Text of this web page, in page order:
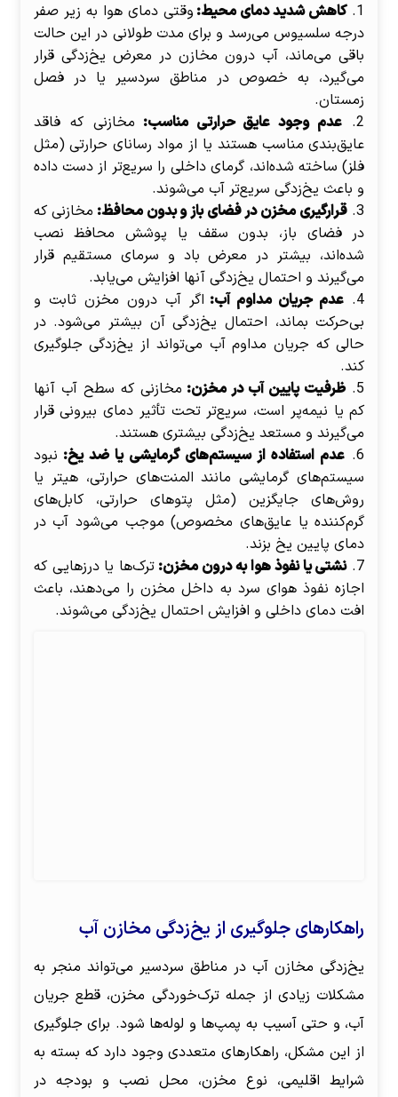
کاهش شدید دمای محیط: وقتی دمای هوا به زیر صفر
درجه سلسیوس می‌رسد و برای مدت طولانی در این حالت
باقی می‌ماند، آب درون مخازن در معرض یخ‌زدگی قرار
می‌گیرد، به خصوص در مناطق سردسیر یا در فصل
زمستان.
عدم وجود عایق حرارتی مناسب: مخازنی که فاقد
عایق‌بندی مناسب هستند یا از مواد رسانای حرارتی (مثل
فلز) ساخته شده‌اند، گرمای داخلی را سریع‌تر از دست داده
و باعث یخ‌زدگی سریع‌تر آب می‌شوند.
قرارگیری مخزن در فضای باز و بدون محافظ: مخازنی که
در فضای باز، بدون سقف یا پوشش محافظ نصب
شده‌اند، بیشتر در معرض باد و سرمای مستقیم قرار
می‌گیرند و احتمال یخ‌زدگی آنها افزایش می‌یابد.
عدم جریان مداوم آب: اگر آب درون مخزن ثابت و
بی‌حرکت بماند، احتمال یخ‌زدگی آن بیشتر می‌شود. در
حالی که جریان مداوم آب می‌تواند از یخ‌زدگی جلوگیری
کند.
ظرفیت پایین آب در مخزن: مخازنی که سطح آب آنها
کم یا نیمه‌پر است، سریع‌تر تحت تأثیر دمای بیرونی قرار
می‌گیرند و مستعد یخ‌زدگی بیشتری هستند.
عدم استفاده از سیستم‌های گرمایشی یا ضد یخ: نبود
سیستم‌های گرمایشی مانند المنت‌های حرارتی، هیتر یا
روش‌های جایگزین (مثل پتوهای حرارتی، کابل‌های
گرم‌کننده یا عایق‌های مخصوص) موجب می‌شود آب در
دمای پایین یخ بزند.
نشتی یا نفوذ هوا به درون مخزن: ترک‌ها یا درزهایی که
اجازه نفوذ هوای سرد به داخل مخزن را می‌دهند، باعث
افت دمای داخلی و افزایش احتمال یخ‌زدگی می‌شوند.
راهکارهای جلوگیری از یخ‌زدگی مخازن آب
یخ‌زدگی مخازن آب در مناطق سردسیر می‌تواند منجر به
مشکلات زیادی از جمله ترک‌خوردگی مخزن، قطع جریان
آب، و حتی آسیب به پمپ‌ها و لوله‌ها شود. برای جلوگیری
از این مشکل، راهکارهای متعددی وجود دارد که بسته به
شرایط اقلیمی، نوع مخزن، محل نصب و بودجه در